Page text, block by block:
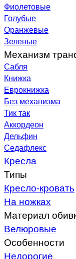
Фиолетовые
Голубые
Оранжевые
Зеленые
Механизм
Сабля
Книжка
Еврокнижка
Без механизма
Тик так
Аккордеон
Дельфин
Седафлекс
Кресла
Типы
Кресло-кровать
На ножках
Материал
Велюровые
Особенности
Недорогие